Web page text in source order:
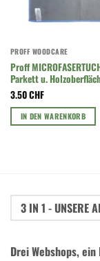
PROFF WOODCARE
Proff
Parkett u.
3.50CHF
IN DEN WARENKORB
3 IN 1 - UNSERE
Drei Webshops,